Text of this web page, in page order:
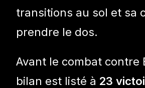
transitions au sol et sa
prendre le dos.
Avant le combat contre
bilan est listé à 23